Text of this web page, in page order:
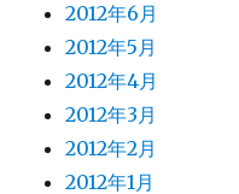
2012年6月
2012年5月
2012年4月
2012年3月
2012年2月
2012年1月